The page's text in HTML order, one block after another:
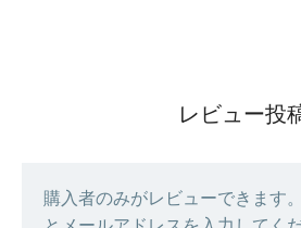
レビュー投
購入者のみがレビューできます